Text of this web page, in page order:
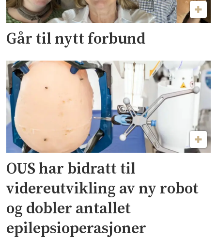
Går til nytt forbund
OUS har bidratt til
videreutvikling av ny robot
og dobler antallet
epilepsioperasjoner